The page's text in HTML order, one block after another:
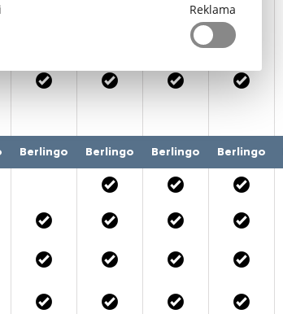
Reklama
Berlingo Berlingo Berlingo Berlingo